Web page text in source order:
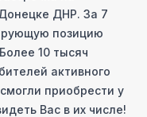
ДНР. За 7
позицию
10 тысяч
активного
приобрести у
Вас в их числе!